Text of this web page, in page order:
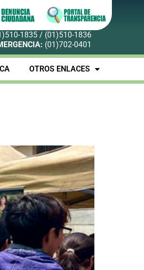
1835 / (01)510-1836
(01)702-0401
OTROS ENLACES